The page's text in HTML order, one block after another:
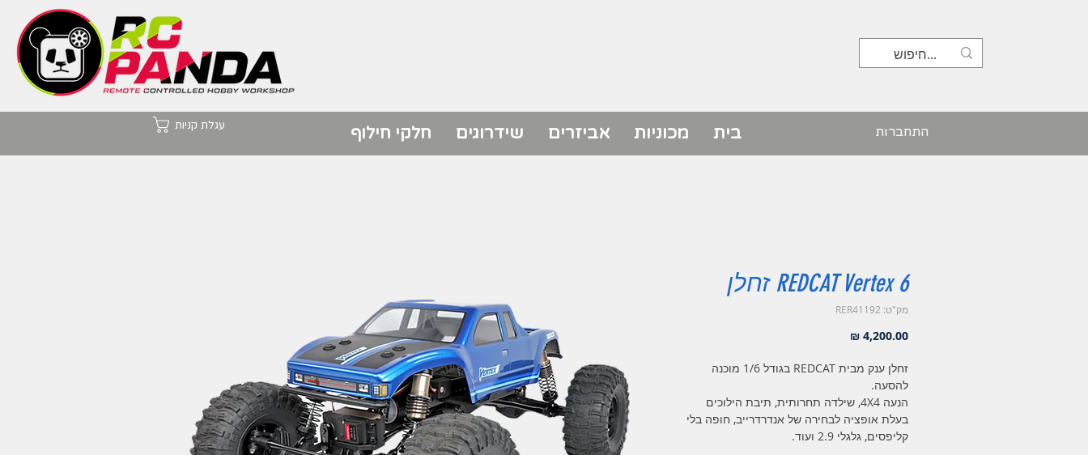
עגלת קניות בית מכוניות אביזרים שידרוגים חלקי חילוף התחברות
REDCAT Vertex 6 זחלן
מק"ט: RER41192
זחלן ענק מבית REDCAT בגודל 1/6 מוכנה
להסעה.
הנעה 4X4, שילדה תחרותית, תיבת הילוכים
בעלת אופציה לבחירה של אנדרדרייב, חופה בלי
קליפסים, גלגלי 2.9 ועוד.